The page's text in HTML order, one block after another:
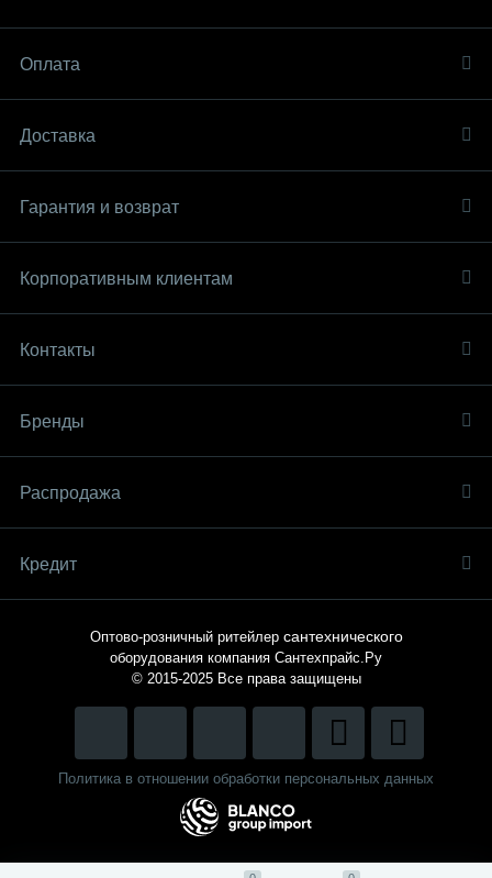
Оплата
Доставка
Гарантия и возврат
Корпоративным клиентам
Контакты
Бренды
Распродaжа
Кредит
Оптово-розничный ритейлер сантехнического
оборудования компания Сантехпрайс.Ру
© 2015-2025 Все права защищены
Политика в отношении обработки персональных данных